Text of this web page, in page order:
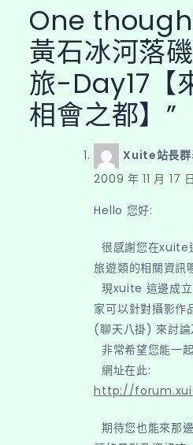
One
黃石冰河落
旅-Day17【
相會之都】 ”
Xuite站長群
2009 年 11 月 17
Hello 您好:
很感謝您在xuite
旅遊類的相關資訊
現xuite 這邊成
家可以針對攝影作
(聊天八掛) 來討論
非常希望您能一
網址在此:
http://
期待您也能來那